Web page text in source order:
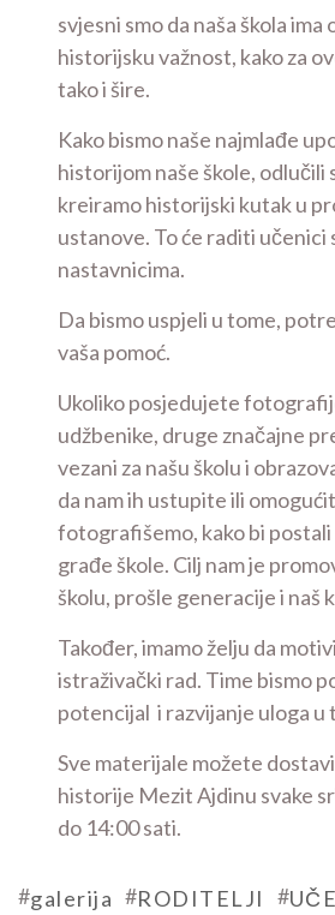
svjesni smo da naša škola ima
historijsku važnost, kako za
tako i šire.
Kako bismo naše najmlađe
historijom naše škole, odlučili
kreiramo historijski kutak u
ustanove. To će raditi učenici
nastavnicima.
Da bismo uspjeli u tome,
vaša pomoć.
Ukoliko posjedujete
udžbenike, druge značajne
vezani za našu školu i
da nam ih ustupite ili
fotografišemo, kako bi
građe škole. Cilj nam je
školu, prošle generacije i naš
Također, imamo želju da
istraživački rad. Time bismo
potencijal i razvijanje uloga u
Sve materijale možete
historije Mezit Ajdinu svake
do 14:00 sati.
#galerija #RODITELJI #